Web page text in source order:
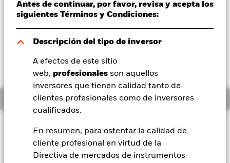
Antes de continuar, por favor, revisa y acepta los
siguientes Términos y Condiciones:
Descripción del tipo de inversor
A efectos de este sitio
web, profesionales son aquellos
inversores que tienen calidad tanto de
clientes profesionales como de inversores
cualificados.
En resumen, para ostentar la calidad de
cliente profesional en virtud de la
Directiva de mercados de instrumentos
Profesionales
España
Change location
BlackRock
iShares
Nuestra compañía
Valor liquidativo a 06 ago 2026
EUR 11,95
EUR 0,00 (0,00%)
Información general
Filosofía de inversión
El Fondo US Dollar Short Duration Bond busca maximizar los
beneficios totales. El Fondo invierte un mínimo del 80 % de